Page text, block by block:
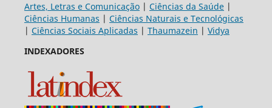
Artes, Letras e Comunicação| Ciências da Saúde|
Ciências Humanas | Ciências Naturais e Tecnológicas
| Ciências Sociais Aplicadas | Thaumazein | Vidya
INDEXADORES